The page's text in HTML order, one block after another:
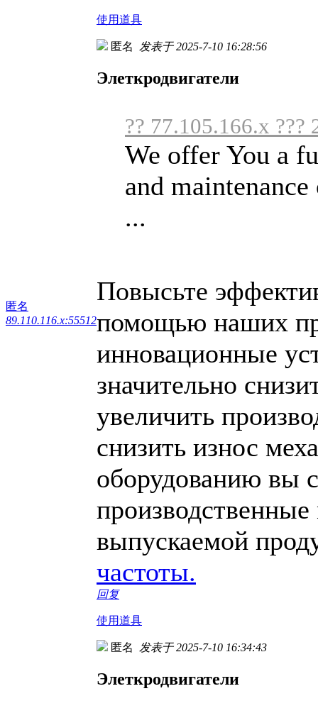
使用道具
匿名
89.110.116.x:55512
匿名 发表于 2025-7-10 16:28:56
Элеткродвигатели
?? 77.105.166.x ???
We offer You a
and
...
Повысьте
помощью наших
инновационные
значительно
увеличить
снизить износ
оборудованию вы
выпускаемой
частоты.
回复
使用道具
匿名 发表于 2025-7-10 16:34:43
Элеткродвигатели